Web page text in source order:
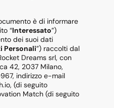
è di informare
“Interessato”)
dei suoi dati
Personali”) raccolti dal
Dreams srl, con
42, 2037 Milano,
indirizzo e-mail
(di seguito
Match (di seguito